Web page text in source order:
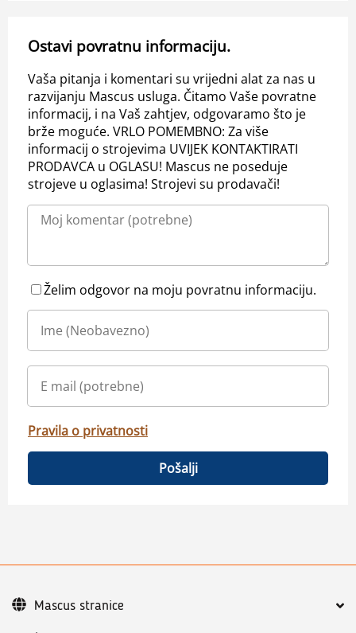
Ostavi povratnu informaciju.
Vaša pitanja i komentari su vrijedni alat za nas u
razvijanju Mascus usluga. Čitamo Vaše povratne
informacij, i na Vaš zahtjev, odgovaramo što je
brže moguće. VRLO POMEMBNO: Za više
informacij o strojevima UVIJEK KONTAKTIRATI
PRODAVCA u OGLASU! Mascus ne poseduje
strojeve u oglasima! Strojevi su prodavači!
Želim odgovor na moju povratnu informaciju.
Pravila o privatnosti
Pošalji
Mascus stranice